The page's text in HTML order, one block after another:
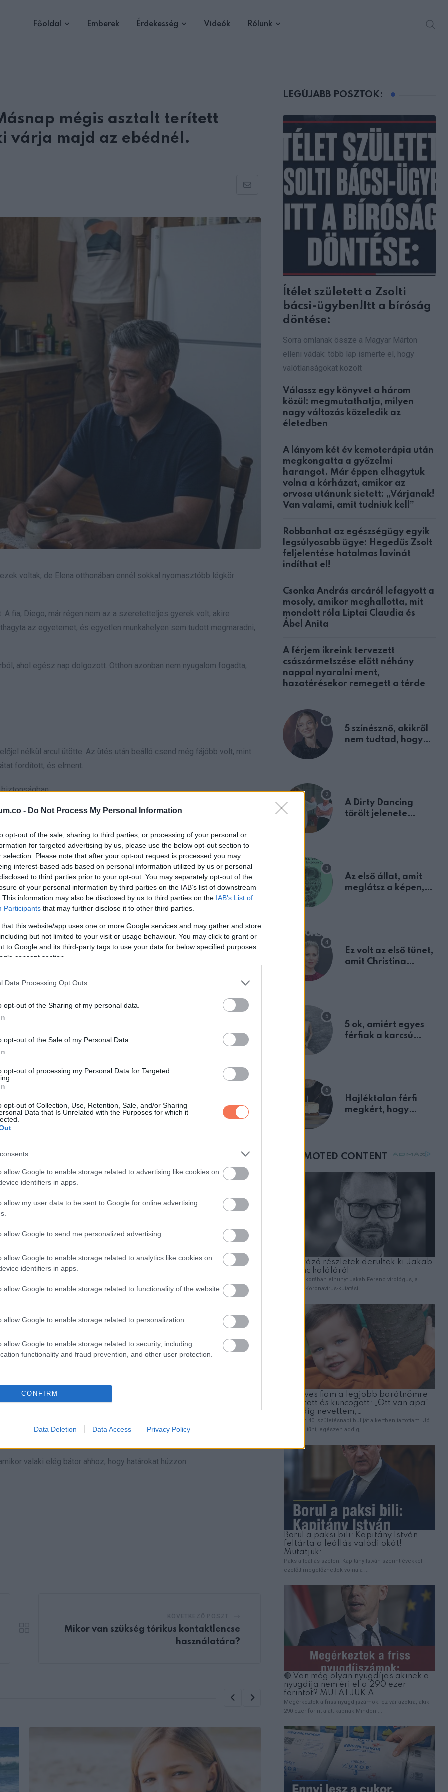
- Do Not Process My Personal Information
opt-out of the sale, sharing to third parties, or processing of your personal or
for targeted advertising by us, please use the below opt-out section to
selection. Please note that after your opt-out request is processed you may
interest-based ads based on personal information utilized by us or personal
to third parties prior to your opt-out. You may separately opt-out of the
of your personal information by third parties on the IAB’s list of downstream
This information may also be disclosed by us to third parties on the IAB’s List of
Participants that may further disclose it to other third parties.
that this website/app uses one or more Google services and may gather and store
but not limited to your visit or usage behaviour. You may click to grant or
to Google and its third-party tags to use your data for below specified purposes
consent section.
Data Processing Opt Outs
opt-out of the Sharing of my personal data.
opt-out of the Sale of my Personal Data.
opt-out of processing my Personal Data for Targeted
opt-out of Collection, Use, Retention, Sale, and/or Sharing
Data that Is Unrelated with the Purposes for which it
allow Google to enable storage related to advertising like cookies on
identifiers in apps.
allow my user data to be sent to Google for online advertising
allow Google to send me personalized advertising.
allow Google to enable storage related to analytics like cookies on
identifiers in apps.
allow Google to enable storage related to functionality of the website
allow Google to enable storage related to personalization.
allow Google to enable storage related to security, including
functionality and fraud prevention, and other user protection.
CONFIRM
Data Deletion Data Access Privacy Policy
Főoldal Emberek Érdekesség Videók Rólunk
mégis asztalt terített
várja majd az ebédnél.
Share
Email
voltak, de Elena otthonában ennél sokkal nyomasztóbb légkör
fia, Diego, már régen nem az a szeretetteljes gyerek volt, akire
az egyetemet, és egyetlen munkahelyen sem tudott megmaradni,
ahol egész nap dolgozott. Otthon azonban nem nyugalom fogadta,
nélkül arcul ütötte. Az ütés után beálló csend még fájóbb volt, mint
fordított, és elment.
biztonságban.
egy határvonalnak.
már mindketten tudták, mit
volna. Csakhogy most mindkét szülője ott állt előtte, és egyikük sem
megszűnik.
egy rehabilitációs és dühkezelő programba.
Készen állt arra, hogy elmenjen.
Csak egy halk kérdés maradt utána, mielőtt kilépett az ajtón.
magam a saját otthonomban.”
járni, és lépésről lépésre megtanult újra felszabadultan lélegezni.
a fájdalomért, amit okozott. Azt írta, jobb emberré akar válni, olyanná,
valaki elég bátor ahhoz, hogy határokat húzzon.
Mikor van szükség tórikus kontaktlencse
használatára?
LEGÚJABB POSZTOK:
Ítélet született a Zsolti
bácsi-ügyben!Itt a bíróság
döntése:
Sorra omlanak össze a Magyar Márton
elleni vádak: több lap ismerte el, hogy
valótlanságokat közölt
Válassz egy könyvet a három
közül: megmutathatja, milyen
nagy változás közeledik az
életedben
A lányom két év kemoterápia után
megkongatta a győzelmi
harangot. Már éppen elhagytuk
volna a kórházat, amikor az
orvosa utánunk sietett: „Várjanak!
Van valami, amit tudniuk kell”
Robbanhat az egészségügy egyik
legsúlyosabb ügye: Hegedűs Zsolt
feljelentése hatalmas lavinát
indíthat el!
Csonka András arcáról lefagyott a
mosoly, amikor meghallotta, mit
mondott róla Liptai Claudia és
Ábel Anita
A férjem ikreink tervezett
császármetszése előtt néhány
nappal nyaralni ment,
hazatérésekor remegett a térde
5 színésznő, akikről
nem tudtad, hogy
A Dirty Dancing
törölt jelenete
Az első állat, amit
meglátsz a képen,
Ez volt az első tünet,
amit Christina
5 ok, amiért egyes
férfiak a karcsú
Hajléktalan férfi
megkért, hogy
mellettem ült az első